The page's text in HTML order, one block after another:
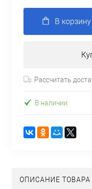
В корзину
Рассчитать
В наличии
ОПИСАНИЕ ТОВАРА